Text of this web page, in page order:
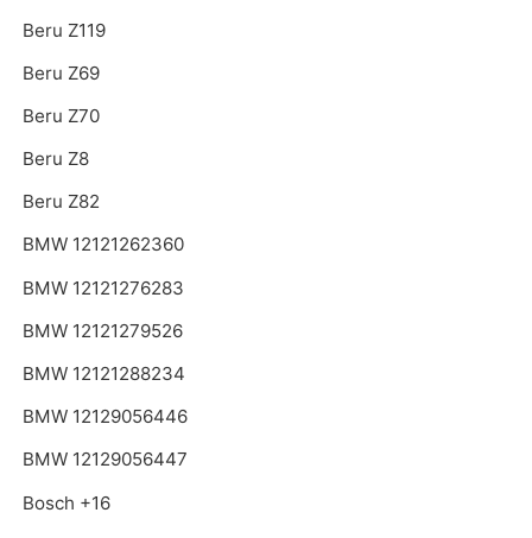
Beru Z119
Beru Z69
Beru Z70
Beru Z8
Beru Z82
BMW 12121262360
BMW 12121276283
BMW 12121279526
BMW 12121288234
BMW 12129056446
BMW 12129056447
Bosch +16